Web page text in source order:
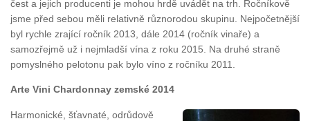
čest a jejich producenti je mohou hrdě uvádět na trh. Ročníkově
jsme před sebou měli relativně různorodou skupinu. Nejpočetnější
byl rychle zrající ročník 2013, dále 2014 (ročník vinaře) a
samozřejmě už i nejmladší vína z roku 2015. Na druhé straně
pomyslného pelotonu pak bylo víno z ročníku 2011.
Arte Vini Chardonnay zemské 2014
Harmonické, šťavnaté, odrůdově